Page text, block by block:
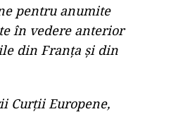
pentru anumite
în vedere anterior
din Franța și din
Curții Europene,